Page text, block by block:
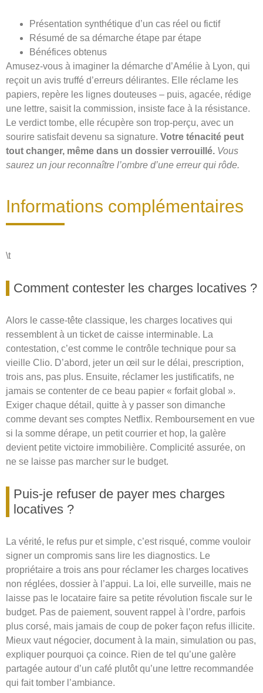
Présentation synthétique d’un cas réel ou fictif
Résumé de sa démarche étape par étape
Bénéfices obtenus
Amusez-vous à imaginer la démarche d’Amélie à Lyon, qui
reçoit un avis truffé d’erreurs délirantes. Elle réclame les
papiers, repère les lignes douteuses – puis, agacée, rédige
une lettre, saisit la commission, insiste face à la résistance.
Le verdict tombe, elle récupère son trop-perçu, avec un
sourire satisfait devenu sa signature. Votre ténacité peut
tout changer, même dans un dossier verrouillé. Vous
saurez un jour reconnaître l’ombre d’une erreur qui rôde.
Informations complémentaires
\t
Comment contester les charges locatives ?
Alors le casse-tête classique, les charges locatives qui
ressemblent à un ticket de caisse interminable. La
contestation, c’est comme le contrôle technique pour sa
vieille Clio. D’abord, jeter un œil sur le délai, prescription,
trois ans, pas plus. Ensuite, réclamer les justificatifs, ne
jamais se contenter de ce beau papier « forfait global ».
Exiger chaque détail, quitte à y passer son dimanche
comme devant ses comptes Netflix. Remboursement en vue
si la somme dérape, un petit courrier et hop, la galère
devient petite victoire immobilière. Complicité assurée, on
ne se laisse pas marcher sur le budget.
Puis-je refuser de payer mes charges
locatives ?
La vérité, le refus pur et simple, c’est risqué, comme vouloir
signer un compromis sans lire les diagnostics. Le
propriétaire a trois ans pour réclamer les charges locatives
non réglées, dossier à l’appui. La loi, elle surveille, mais ne
laisse pas le locataire faire sa petite révolution fiscale sur le
budget. Pas de paiement, souvent rappel à l’ordre, parfois
plus corsé, mais jamais de coup de poker façon refus illicite.
Mieux vaut négocier, document à la main, simulation ou pas,
expliquer pourquoi ça coince. Rien de tel qu’une galère
partagée autour d’un café plutôt qu’une lettre recommandée
qui fait tomber l’ambiance.